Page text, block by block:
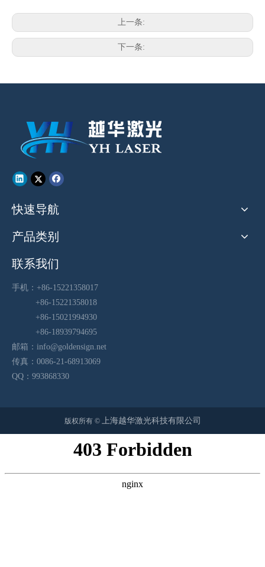
上一条:
下一条:
快速导航
产品类别
联系我们
手机：+86-15221358017
+86-15221358018
+86-15021994930
+86-18939794695
邮箱： info@goldensign.net
传真：0086-21-68913069
QQ：993868330
版权所有 © 上海越华激光科技有限公司